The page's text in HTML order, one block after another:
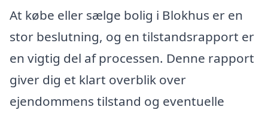
At købe eller sælge bolig i Blokhus er en
stor beslutning, og en tilstandsrapport er
en vigtig del af processen. Denne rapport
giver dig et klart overblik over
ejendommens tilstand og eventuelle